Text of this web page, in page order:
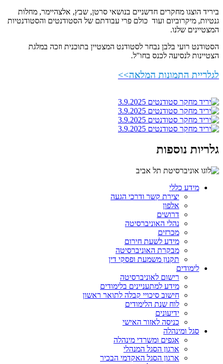
ביריד הוצגו מחקרים חדשניים בנושאי סרטן, שבץ, אלצהיימר, מחלות
גנטיות, מיקרוביום ועוד כולם פרי עבודתם של הסטודנטים והסטודנטיות
המצטיינים שלנו.
הסטודנט רועי בלבן נבחר לסטודנט המצטיין בתוכנית וזכה במלגת
הצטיינות לנסיעה לכנס בחו"ל.
לגלריית התמונות המלאה>>
גלריות נוספות
מידע כללי
יצירת קשר ודרכי הגעה
אלפון
דרושים
נהלי האוניברסיטה
מכרזים
מידע לשעת חירום
מבקרת האוניברסיטה
תקנון משמעת ופסקי דין
לימודים
רישום לאוניברסיטה
מידע למתעניינים בלימודים
חישוב סיכויי קבלה לתואר ראשון
לוח שנת הלימודים
ידיעונים
כניסה לאזור האישי
סגל ומינהלה
אגפים ומשרדי מינהלה
ארגון הסגל המנהלי
ארגון הסגל האקדמי הבכיר